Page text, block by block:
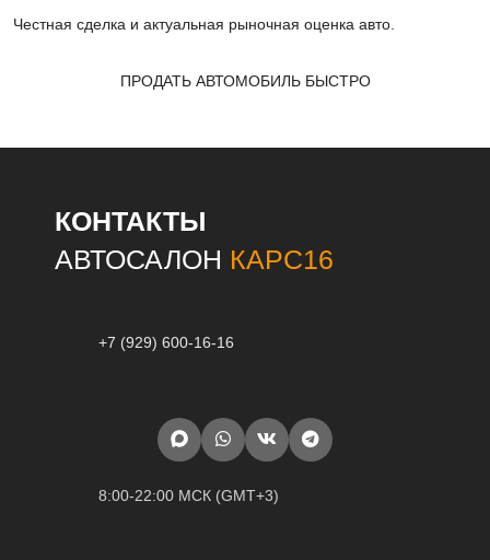
Честная сделка и актуальная рыночная оценка авто.
ПРОДАТЬ АВТОМОБИЛЬ БЫСТРО
КОНТАКТЫ
АВТОСАЛОН КАРС16
+7 (929) 600-16-16
8:00-22:00 МСК (GMT+3)